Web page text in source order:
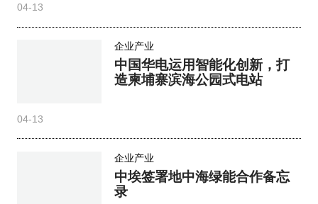
04-13
企业产业
中国华电运用智能化创新，打
造柬埔寨滨海公园式电站
04-13
企业产业
中埃签署地中海绿能合作备忘
录